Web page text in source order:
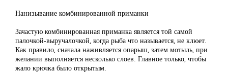
Нанизывание комбинированной приманки
Зачастую комбинированная приманка является той самой
палочкой-выручалочкой, когда рыба что называется, не клюет.
Как правило, сначала наживляется опарыш, затем мотыль, при
желании выполняется несколько слоев. Главное только, чтобы
жало крючка было открытым.